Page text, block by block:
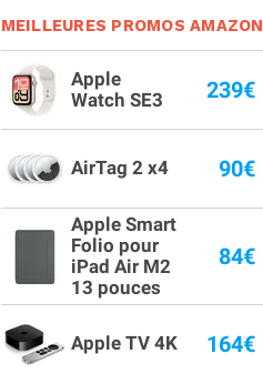
MEILLEURES PROMOS AMAZON
Apple
Watch SE3
239€
AirTag 2 x4 90€
Apple Smart
Folio pour
iPad Air M2
13 pouces
84€
Apple TV 4K 164€